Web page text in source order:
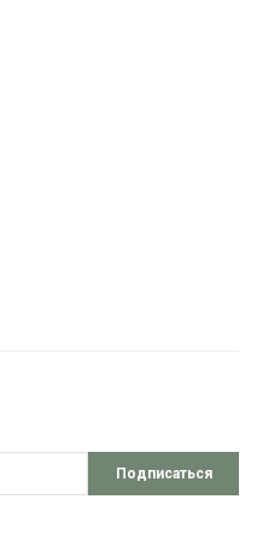
Подписаться